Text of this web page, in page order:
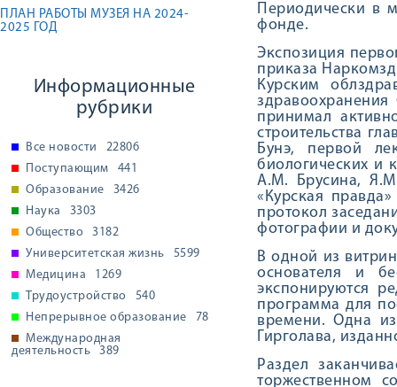
ПЛАН РАБОТЫ МУЗЕЯ НА 2024-
2025 ГОД
Информационные
рубрики
Все новости
22806
Поступающим
441
Образование
3426
Наука
3303
Общество
3182
Университетская жизнь
5599
Медицина
1269
Трудоустройство
540
Непрерывное образование
78
Международная
деятельность
389
Периодически в
фонде.
Экспозиция
приказа
Курским
принимал
строительства
Бунэ, первой
биологических и
А.М. Брусина,
«Курская
протокол
фотографии и
В одной из
основателя и
экспонируются
программа для
времени. Одна
Гирголава,
Раздел
торжественном